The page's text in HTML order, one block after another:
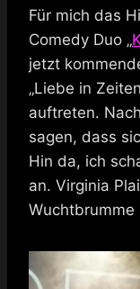
Für mich das
Comedy Duo „
jetzt
„Liebe in
auftreten.
sagen, dass
Hin da, ich
an. Virginia
Wuchtbrumme